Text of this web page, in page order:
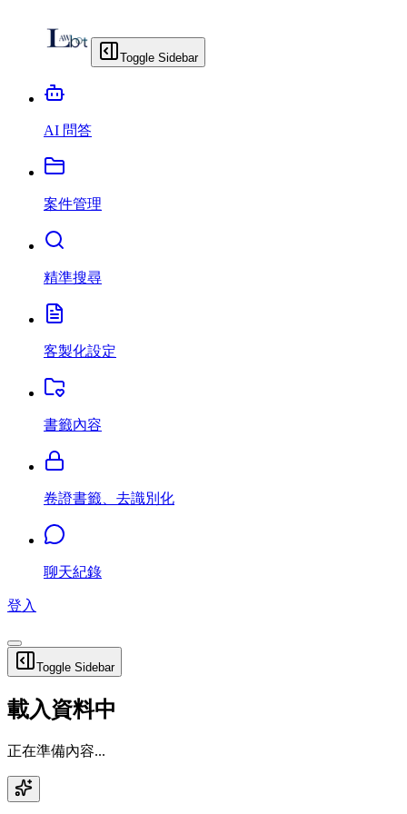
Toggle Sidebar
AI 問答
案件管理
精準搜尋
客製化設定
書籤內容
卷證書籤、去識別化
聊天紀錄
登入
Toggle Sidebar
載入資料中
正在準備內容...